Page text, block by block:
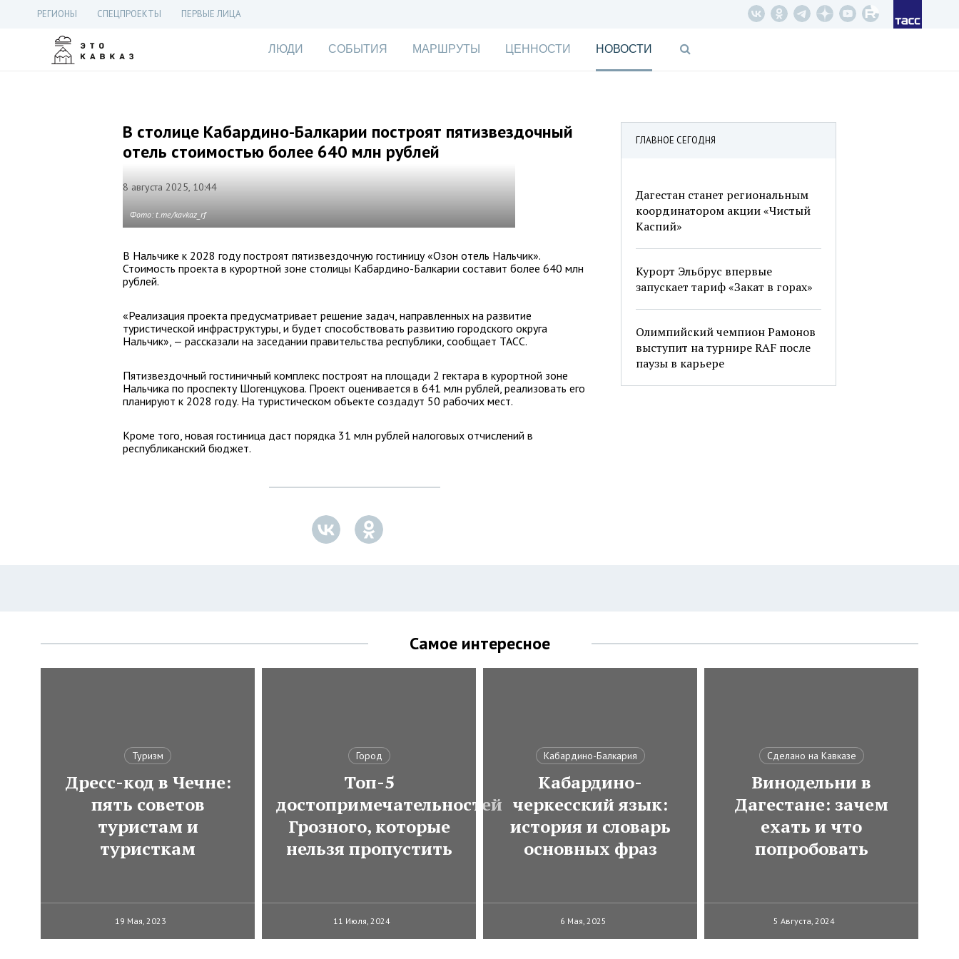
РЕГИОНЫ СПЕЦПРОЕКТЫ ПЕРВЫЕ ЛИЦА
ЛЮДИ СОБЫТИЯ МАРШРУТЫ ЦЕННОСТИ НОВОСТИ
ГЛАВНОЕ СЕГОДНЯ
Дагестан станет региональным
координатором акции «Чистый
Каспий»
Курорт Эльбрус впервые
запускает тариф «Закат в горах»
Олимпийский чемпион Рамонов
выступит на турнире RAF после
паузы в карьере
В столице Кабардино-Балкарии построят пятизвездочный
отель стоимостью более 640 млн рублей
8 августа 2025, 10:44
Фото: t.me/kavkaz_rf
В Нальчике к 2028 году построят пятизвездочную гостиницу «Озон отель Нальчик».
Стоимость проекта в курортной зоне столицы Кабардино-Балкарии составит более 640 млн
рублей.
«Реализация проекта предусматривает решение задач, направленных на развитие
туристической инфраструктуры, и будет способствовать развитию городского округа
Нальчик», — рассказали на заседании правительства республики, сообщает ТАСС.
Пятизвездочный гостиничный комплекс построят на площади 2 гектара в курортной зоне
Нальчика по проспекту Шогенцукова. Проект оценивается в 641 млн рублей, реализовать его
планируют к 2028 году. На туристическом объекте создадут 50 рабочих мест.
Кроме того, новая гостиница даст порядка 31 млн рублей налоговых отчислений в
республиканский бюджет.
Самое интересное
Туризм
Дресс-код в Чечне:
пять советов
туристам и
туристкам
19 Мая, 2023
Город
Топ-5
достопримечательностей
Грозного, которые
нельзя пропустить
11 Июля, 2024
Кабардино-Балкария
Кабардино-
черкесский язык:
история и словарь
основных фраз
6 Мая, 2025
Сделано на Кавказе
Винодельни в
Дагестане: зачем
ехать и что
попробовать
5 Августа, 2024